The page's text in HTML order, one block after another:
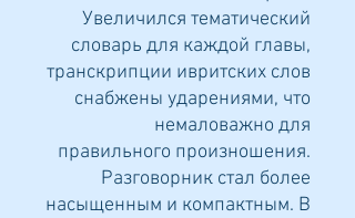
Увеличился тематический
словарь для каждой главы,
транскрипции ивритских слов
снабжены ударениями, что
немаловажно для
правильного произношения.
Разговорник стал более
насыщенным и компактным. В